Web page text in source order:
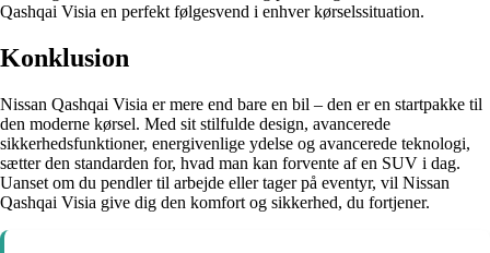
Qashqai Visia en perfekt følgesvend i enhver kørselssituation.
Konklusion
Nissan Qashqai Visia er mere end bare en bil – den er en startpakke til
den moderne kørsel. Med sit stilfulde design, avancerede
sikkerhedsfunktioner, energivenlige ydelse og avancerede teknologi,
sætter den standarden for, hvad man kan forvente af en SUV i dag.
Uanset om du pendler til arbejde eller tager på eventyr, vil Nissan
Qashqai Visia give dig den komfort og sikkerhed, du fortjener.